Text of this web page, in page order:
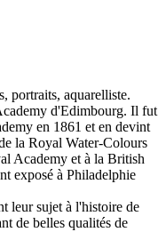
portraits, aquarelliste.
d'Edimbourg. Il fut
en 1861 et en devint
la Royal Water-Colours
Academy et à la British
exposé à Philadelphie
leur sujet à l'histoire de
de belles qualités de